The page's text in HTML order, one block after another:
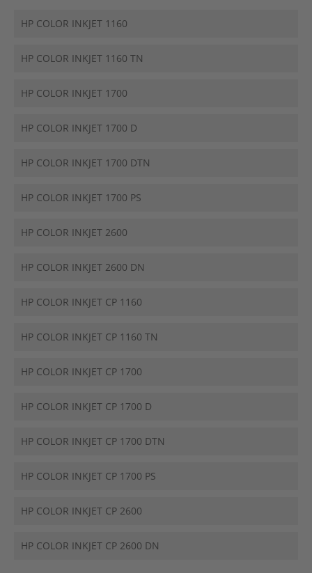
HP COLOR INKJET 1160
HP COLOR INKJET 1160 TN
HP COLOR INKJET 1700
HP COLOR INKJET 1700 D
HP COLOR INKJET 1700 DTN
HP COLOR INKJET 1700 PS
HP COLOR INKJET 2600
HP COLOR INKJET 2600 DN
HP COLOR INKJET CP 1160
HP COLOR INKJET CP 1160 TN
HP COLOR INKJET CP 1700
HP COLOR INKJET CP 1700 D
HP COLOR INKJET CP 1700 DTN
HP COLOR INKJET CP 1700 PS
HP COLOR INKJET CP 2600
HP COLOR INKJET CP 2600 DN